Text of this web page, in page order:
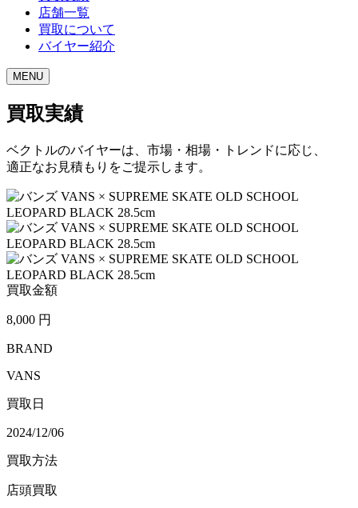
店舗一覧
買取について
バイヤー紹介
MENU
買取実績
ベクトルのバイヤーは、市場・相場・トレンドに応じ、
適正なお見積もりをご提示します。
買取金額
8,000 円
BRAND
VANS
買取日
2024/12/06
買取方法
店頭買取